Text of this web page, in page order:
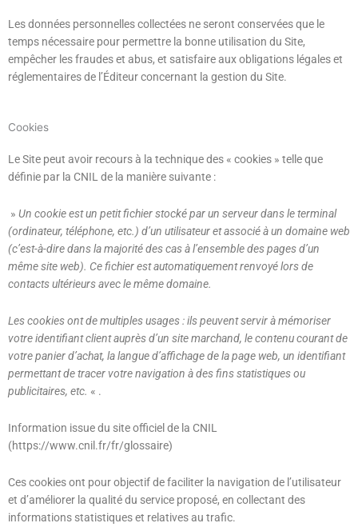
Les données personnelles collectées ne seront conservées que le
temps nécessaire pour permettre la bonne utilisation du Site,
empêcher les fraudes et abus, et satisfaire aux obligations légales et
réglementaires de l’Éditeur concernant la gestion du Site.
Cookies
Le Site peut avoir recours à la technique des « cookies » telle que
définie par la CNIL de la manière suivante :
» Un cookie est un petit fichier stocké par un serveur dans le terminal
(ordinateur, téléphone, etc.) d’un utilisateur et associé à un domaine web
(c’est-à-dire dans la majorité des cas à l’ensemble des pages d’un
même site web). Ce fichier est automatiquement renvoyé lors de
contacts ultérieurs avec le même domaine.
Les cookies ont de multiples usages : ils peuvent servir à mémoriser
votre identifiant client auprès d’un site marchand, le contenu courant de
votre panier d’achat, la langue d’affichage de la page web, un identifiant
permettant de tracer votre navigation à des fins statistiques ou
publicitaires, etc. « .
Information issue du site officiel de la CNIL
(https://www.cnil.fr/fr/glossaire)
Ces cookies ont pour objectif de faciliter la navigation de l’utilisateur
et d’améliorer la qualité du service proposé, en collectant des
informations statistiques et relatives au trafic.